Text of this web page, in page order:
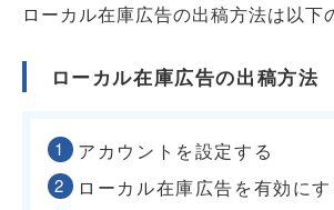
ローカル在庫広告の出稿方法は以下
ローカル在庫広告の出稿方法
アカウントを設定する
ローカル在庫広告を有効にす